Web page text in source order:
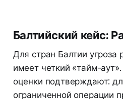
Балтийский кейс:
Для стран Балтии угроза
имеет четкий «тайм-
оценки подтверждают:
ограниченной операции